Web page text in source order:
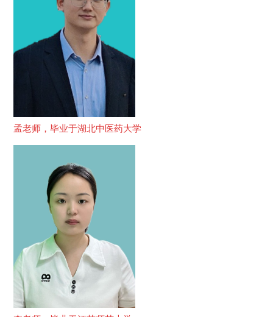
孟老师，毕业于湖北中医药大学